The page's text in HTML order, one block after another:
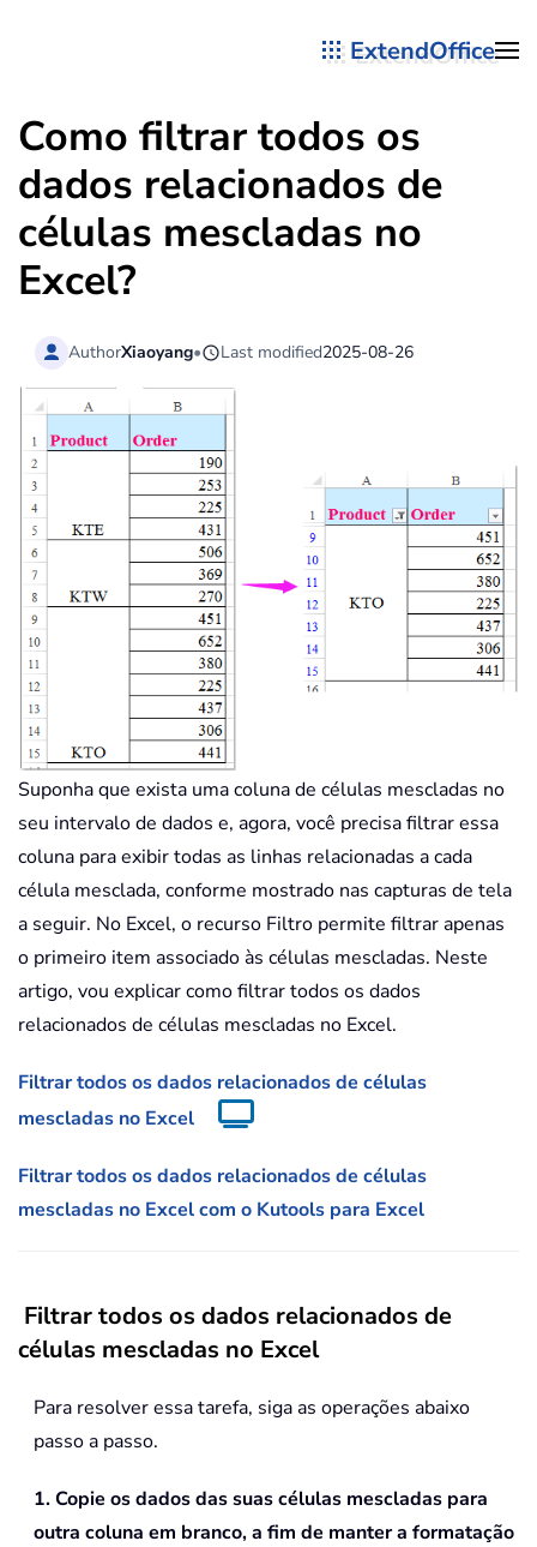
ExtendOffice
Como filtrar todos os
dados relacionados de
células mescladas no
Excel?
AuthorXiaoyang• Last modified2025-08-26
Suponha que exista uma coluna de células mescladas no
seu intervalo de dados e, agora, você precisa filtrar essa
coluna para exibir todas as linhas relacionadas a cada
célula mesclada, conforme mostrado nas capturas de tela
a seguir. No Excel, o recurso Filtro permite filtrar apenas
o primeiro item associado às células mescladas. Neste
artigo, vou explicar como filtrar todos os dados
relacionados de células mescladas no Excel.
Filtrar todos os dados relacionados de células
mescladas no Excel
Filtrar todos os dados relacionados de células
mescladas no Excel com o Kutools para Excel
Filtrar todos os dados relacionados de
células mescladas no Excel
Para resolver essa tarefa, siga as operações abaixo
passo a passo.
1. Copie os dados das suas células mescladas para
outra coluna em branco, a fim de manter a formatação